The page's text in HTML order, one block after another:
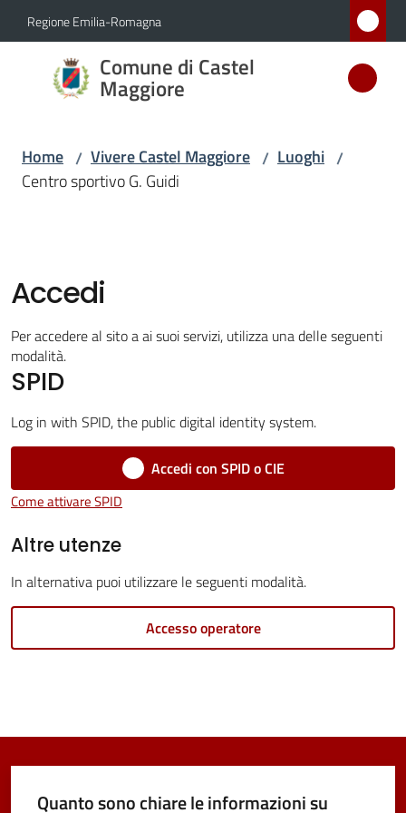
Vai al contenuto
Vai alla navigazione
Vai al footer
Regione Emilia-Romagna
Comune di Castel
Maggiore
Comune
di Castel
D'ARGENTO
AL MERITO
Amministrazione
Novità
Servizi
Maggiore
Menu selezionato
Amministrazione
argomenti...
Home / Vivere Castel Maggiore / Luoghi /
Centro sportivo G. Guidi
Accedi
Per accedere al sito a ai suoi servizi, utilizza una delle seguenti
modalità.
SPID
Log in with SPID, the public digital identity system.
Accedi con SPID o CIE
Come attivare SPID
Altre utenze
In alternativa puoi utilizzare le seguenti modalità.
Accesso operatore
Quanto sono chiare le informazioni su